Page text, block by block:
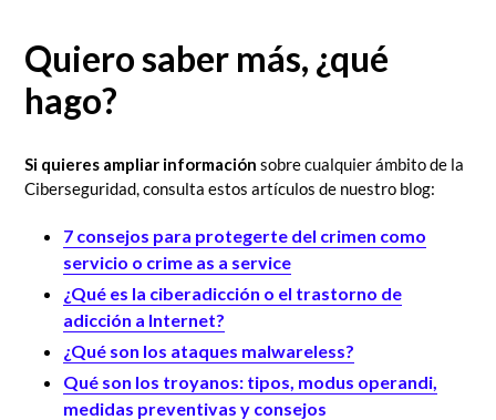
Quiero saber más, ¿qué
hago?
Si quieres ampliar información sobre cualquier ámbito de la
Ciberseguridad, consulta estos artículos de nuestro blog:
7 consejos para protegerte del crimen como
servicio o crime as a service
¿Qué es la ciberadicción o el trastorno de
adicción a Internet?
¿Qué son los ataques malwareless?
Qué son los troyanos: tipos, modus operandi,
medidas preventivas y consejos